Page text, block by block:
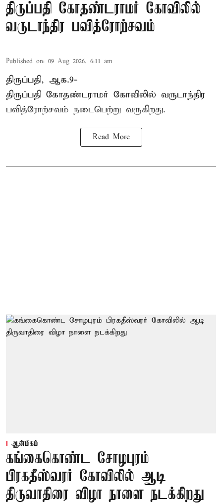
திருப்பதி கோதண்டராமர் கோவிலில்
வருடாந்திர பவித்ரோற்சவம்
Published on: 09 Aug 2026, 6:11 am
திருப்பதி, ஆக.9-
திருப்பதி கோதண்டராமர் கோவிலில் வருடாந்திர
பவித்ரோற்சவம் நடைபெற்று வருகிறது.
Read More
ஆன்மிகம்
கங்கைகொண்ட சோழபுரம்
பிரகதீஸ்வரர் கோவிலில் ஆடி
திருவாதிரை விழா நாளை நடக்கிறது